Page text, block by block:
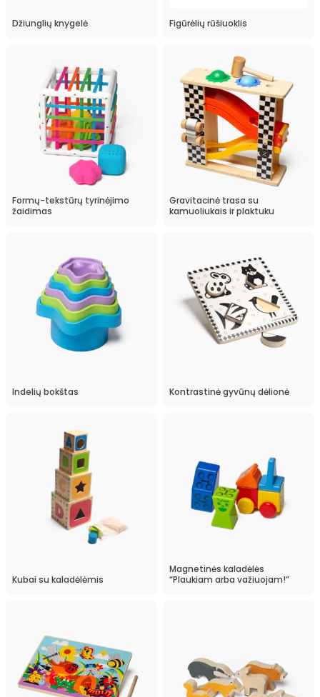
Džiunglių knygelė Figūrėlių rūšiuoklis
Formų-tekstūrų tyrinėjimo
žaidimas
Gravitacinė trasa su
kamuoliukais ir plaktuku
Indelių bokštas Kontrastinė gyvūnų dėlionė
Kubai su kaladėlėmis
Magnetinės kaladėlės
“Plaukiam arba važiuojam!”